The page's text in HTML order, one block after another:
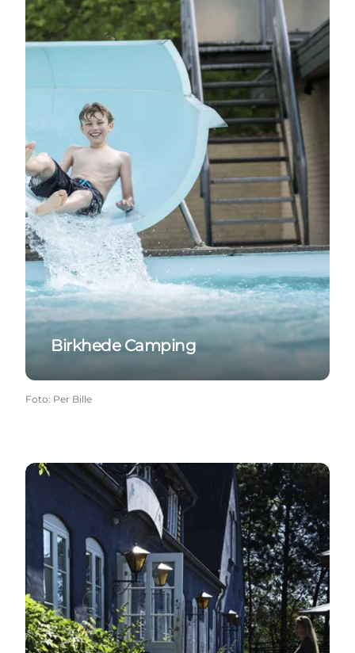
Birkhede Camping
Foto: Per Bille
Nørre Vissing Kro